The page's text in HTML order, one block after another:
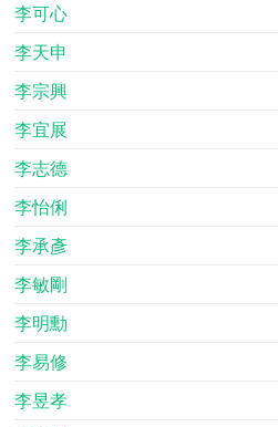
李可心
李天申
李宗興
李宜展
李志德
李怡俐
李承彥
李敏剛
李明勳
李易修
李昱孝